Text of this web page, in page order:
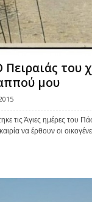
του
μου
τις Άγιες ημέρες του
να έρθουν οι